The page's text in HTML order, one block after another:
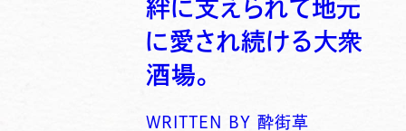
絆に支えられて地元
に愛され続ける大衆
酒場。
WRITTEN BY 酔街草